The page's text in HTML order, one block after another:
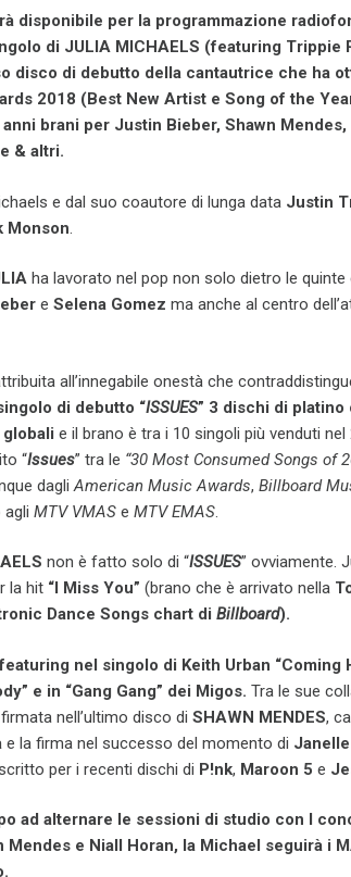
disponibile per la programmazione
di JULIA MICHAELS (featuring Trippie
disco di debutto della cantautrice che ha
2018 (Best New Artist e Song of the
brani per Justin Bieber, Shawn
& altri.
e dal suo coautore di lunga data Justin
Monson
ha lavorato nel pop non solo dietro le
e Selena Gomez ma anche al centro
all’innegabile onestà che
di debutto “ISSUES” 3 dischi di
e il brano è tra i 10 singoli più venduti
“Issues” tra le “30 Most Consumed Songs of
dagli American Music Awards, Billboard
agli MTV VMAS e MTV EMAS
non è fatto solo di “ISSUES” ovviamente.
la hit “I Miss You” (brano che è arrivato nella
Dance Songs chart di Billboard).
nel singolo di Keith Urban “Coming
e in “Gang Gang” dei Migos. Tra le sue
nell’ultimo disco di SHAWN MENDES,
e la firma nel successo del momento di
per i recenti dischi di P!nk, Maroon 5 e
ad alternare le sessioni di studio con I
e Niall Horan, la Michael seguirà i